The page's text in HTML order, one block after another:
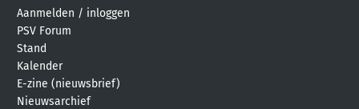
Aanmelden / inloggen
PSV Forum
Stand
Kalender
E-zine (nieuwsbrief)
Nieuwsarchief